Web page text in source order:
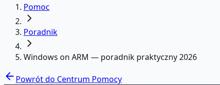
Pomoc
Poradnik
Windows on ARM — poradnik praktyczny 2026
Powrót do Centrum Pomocy